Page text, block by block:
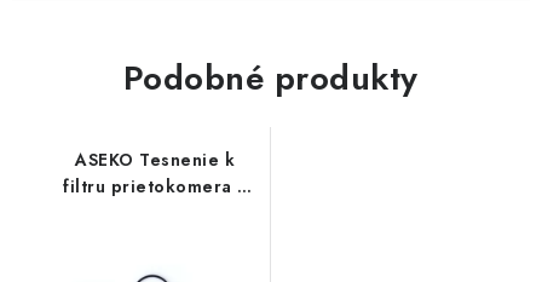
Podobné produkty
ASEKO Tesnenie k
filtru prietokomera /